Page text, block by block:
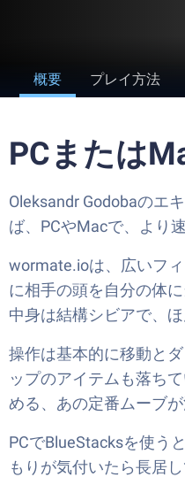
概要 プレイ方法
PCまたは
Oleksandr Godobaのエ
ば、PCやMacで、より
wormate.ioは、広いフ
に相手の頭を自分の体
中身は結構シビアで、
操作は基本的に移動と
ップのアイテムも落ち
める、あの定番ムーブ
PCでBlueStacksを使う
もりが気付いたら長居